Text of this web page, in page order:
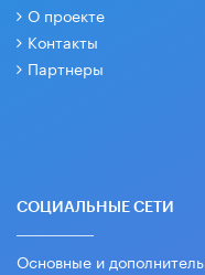
О проекте
Контакты
Партнеры
СОЦИАЛЬНЫЕ СЕТИ
Основные и